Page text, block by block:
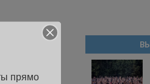
прямо